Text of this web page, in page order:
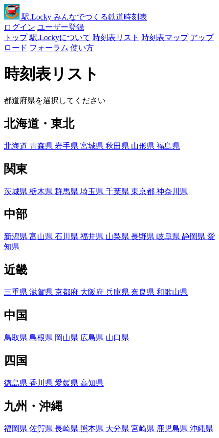
駅.Locky みんなでつくる鉄道時刻表
ログイン ユーザー登録
トップ 駅.Lockyについて 時刻表リスト 時刻表マップ アップ
ロード フォーラム 使い方
時刻表リスト
都道府県を選択してください
北海道・東北
北海道 青森県 岩手県 宮城県 秋田県 山形県 福島県
関東
茨城県 栃木県 群馬県 埼玉県 千葉県 東京都 神奈川県
中部
新潟県 富山県 石川県 福井県 山梨県 長野県 岐阜県 静岡県 愛
知県
近畿
三重県 滋賀県 京都府 大阪府 兵庫県 奈良県 和歌山県
中国
鳥取県 島根県 岡山県 広島県 山口県
四国
徳島県 香川県 愛媛県 高知県
九州・沖縄
福岡県 佐賀県 長崎県 熊本県 大分県 宮崎県 鹿児島県 沖縄県